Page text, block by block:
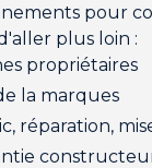
pour
plus loin :
propriétaires
la marques
réparation,